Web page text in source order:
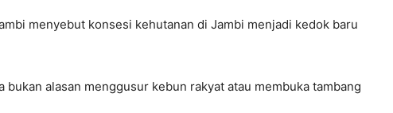
menyebut konsesi kehutanan di Jambi menjadi kedok baru
bukan alasan menggusur kebun rakyat atau membuka tambang